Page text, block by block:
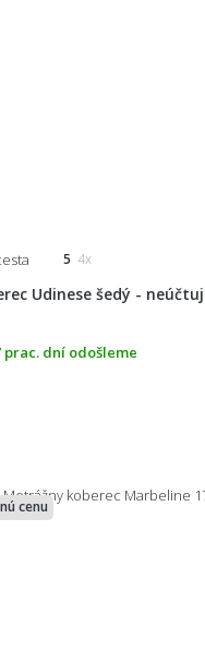
5 4x
Udinese šedý -
prac. dní odošleme
cenu